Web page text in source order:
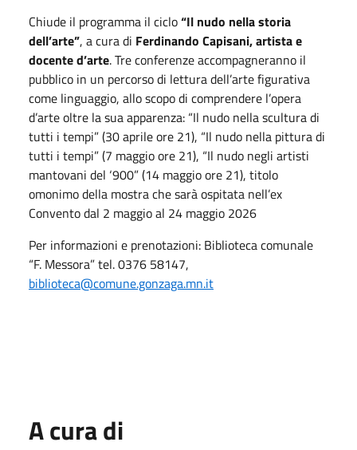
Chiude il programma il ciclo“Il nudo nella storia
dell’arte”, a cura di Ferdinando Capisani, artista e
docente d’arte. Tre conferenze accompagneranno il
pubblico in un percorso di lettura dell’arte figurativa
come linguaggio, allo scopo di comprendere l’opera
d’arte oltre la sua apparenza: “Il nudo nella scultura di
tutti i tempi” (30 aprile ore 21), “Il nudo nella pittura di
tutti i tempi” (7 maggio ore 21), “Il nudo negli artisti
mantovani del ‘900” (14 maggio ore 21), titolo
omonimo della mostra che sarà ospitata nell’ex
Convento dal 2 maggio al 24 maggio 2026
Per informazioni e prenotazioni: Biblioteca comunale
“F. Messora” tel. 0376 58147,
biblioteca@comune.gonzaga.mn.it
A cura di